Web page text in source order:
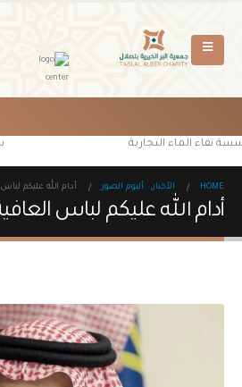
نقاء الماء التجارية
HOME الأخبار, ألبوم الصور أدام الله عليكم
أدام الله عليكم لباس